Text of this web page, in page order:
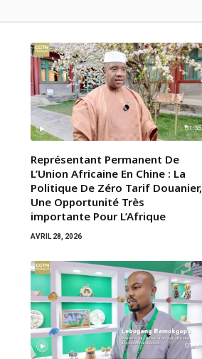
Représentant Permanent De
L’Union Africaine En Chine : La
Politique De Zéro Tarif Douanier,
Une Opportunité Très
importante Pour L’Afrique
AVRIL 28, 2026